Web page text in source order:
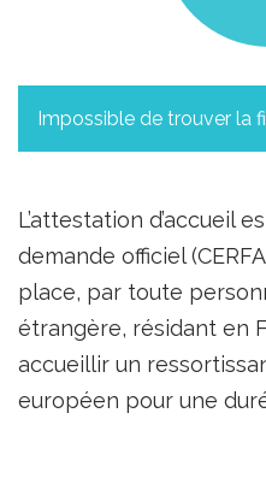
Impossible de trouver la
L’attestation d’accueil
demande officiel
place, par toute
étrangère, résidant en
accueillir un
européen pour une